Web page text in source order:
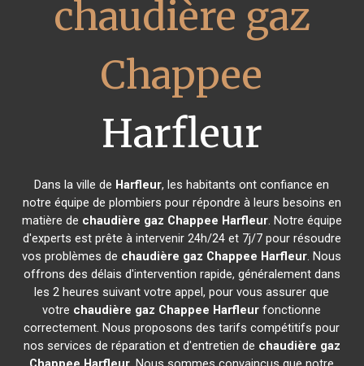
chaudière gaz
Chappee
Harfleur
Dans la ville de Harfleur, les habitants ont confiance en
notre équipe de plombiers pour répondre à leurs besoins en
matière de chaudière gaz Chappee Harfleur. Notre équipe
d'experts est prête à intervenir 24h/24 et 7j/7 pour résoudre
vos problèmes de chaudière gaz Chappee Harfleur. Nous
offrons des délais d'intervention rapide, généralement dans
les 2 heures suivant votre appel, pour vous assurer que
votre chaudière gaz Chappee Harfleur fonctionne
correctement. Nous proposons des tarifs compétitifs pour
nos services de réparation et d'entretien de chaudière gaz